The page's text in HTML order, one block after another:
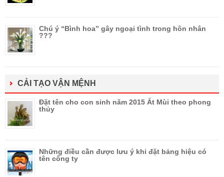
Chú ý “Bình hoa” gây ngoại tình trong hôn nhân
???
CẢI TẠO VẬN MỆNH
Đặt tên cho con sinh năm 2015 Ất Mùi theo phong
thủy
Những điều cần được lưu ý khi đặt bảng hiệu có
tên công ty